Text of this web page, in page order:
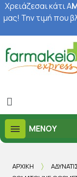
Χρειάζεσαι κάτι Α
μας! Την τιμή που
ΜΕΝΟΎ
ΑΡΧΙΚΉ